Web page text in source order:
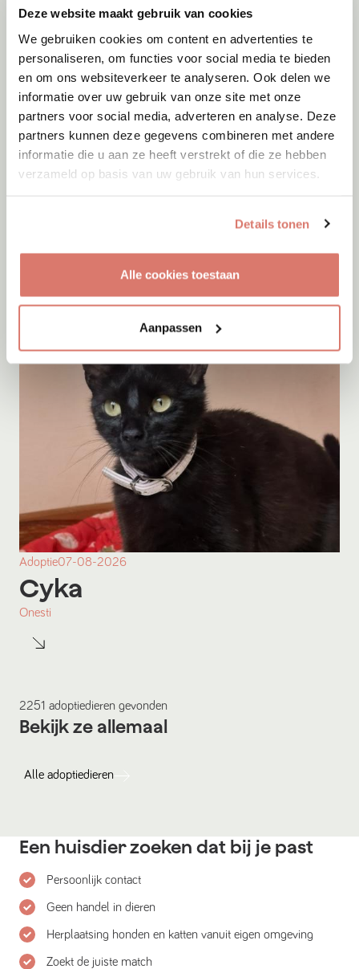
Deze website maakt gebruik van cookies
We gebruiken cookies om content en advertenties te
personaliseren, om functies voor social media te bieden
en om ons websiteverkeer te analyseren. Ook delen we
informatie over uw gebruik van onze site met onze
partners voor social media, adverteren en analyse. Deze
partners kunnen deze gegevens combineren met andere
informatie die u aan ze heeft verstrekt of die ze hebben
verzameld op basis van uw gebruik van hun services.
Details tonen
Alle cookies toestaan
Aanpassen
Adoptie07-08-2026
Cyka
Onesti
2251 adoptiedieren gevonden
Bekijk ze allemaal
Alle adoptiedieren
Een huisdier zoeken dat bij je past
Persoonlijk contact
Geen handel in dieren
Herplaatsing honden en katten vanuit eigen omgeving
Zoekt de juiste match